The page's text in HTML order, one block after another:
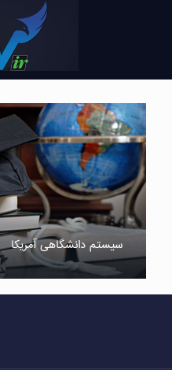
سیستم دانشگاهی آمریکا